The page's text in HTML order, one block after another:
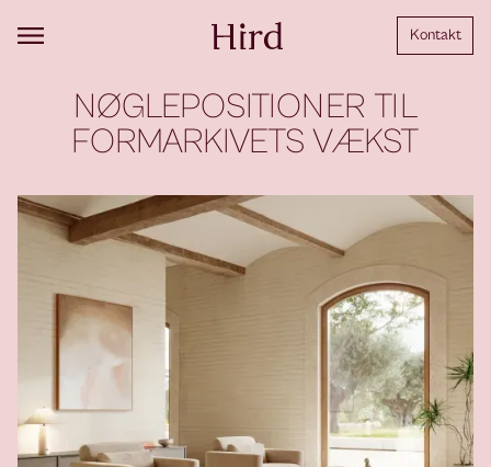
Kontakt
NØGLEPOSITIONER TIL
FORMARKIVETS VÆKST